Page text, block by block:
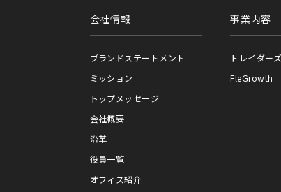
会社情報
ブランドステートメント
ミッション
トップメッセージ
会社概要
沿革
役員一覧
オフィス紹介
事業内容
トレイダー
FleGrowth